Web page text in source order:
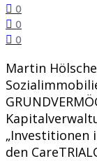
0
0
0
Martin
„Investitionen
den